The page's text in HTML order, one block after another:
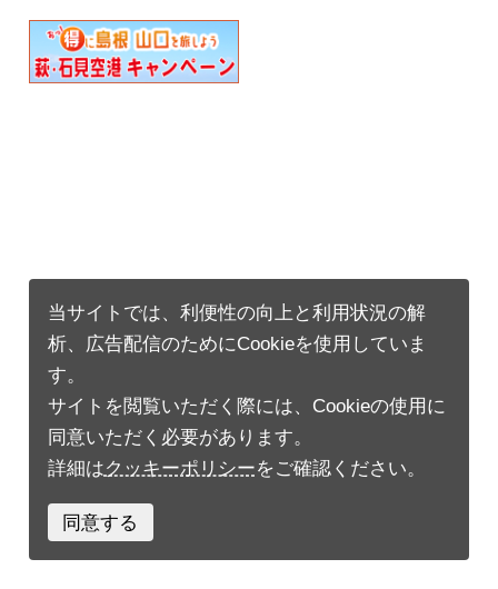
当サイトでは、利便性の向上と利用状況の解
析、広告配信のためにCookieを使用していま
す。
サイトを閲覧いただく際には、Cookieの使用に
同意いただく必要があります。
詳細はクッキーポリシーをご確認ください。
同意する